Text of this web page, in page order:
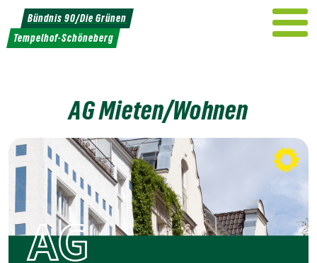
Weiter
zum
Inhalt
Bündnis 90/Die Grünen
Tempelhof-Schöneberg
AG Mieten/Wohnen